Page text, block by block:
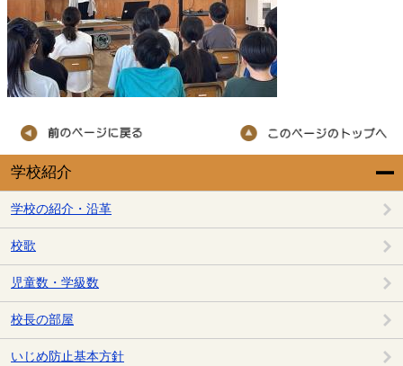
学校紹介
学校の紹介・沿革
校歌
児童数・学級数
校長の部屋
いじめ防止基本方針